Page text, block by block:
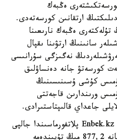
ەڭبەك
ارتقانىن كورسەتەدى.
تۇلەكتەرى ەڭبەك نارىعىنا
سانىنىڭ ارتۋىنا ىقپال
نەگىزگى سۇرانىسى
كورسەتۋ جانە دەنساۋلىق
جۇمىس كۇشى ۇسىنىسىنىڭ
ورىندارىن قاجەتتى
جاعداي قالىپتاستىرادى.
2026 -جىلدىڭ باسىنان بەرى Enbek.kz پلاتفورماسىندا جالپى